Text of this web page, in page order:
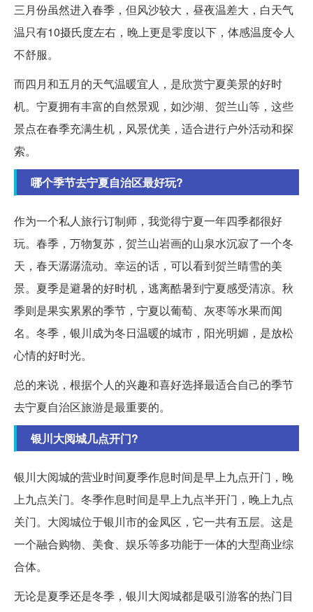
三月份虽然进入春季，但风沙较大，昼夜温差大，白天气
温只有10摄氏度左右，晚上更是零度以下，体感温度令人
不舒服。
而四月和五月的天气温暖宜人，是欣赏宁夏美景的好时
机。宁夏拥有丰富的自然景观，如沙湖、贺兰山等，这些
景点在春季充满生机，风景优美，适合进行户外活动和探
索。
哪个季节去宁夏自治区最好玩?
作为一个私人旅行订制师，我觉得宁夏一年四季都很好
玩。春季，万物复苏，贺兰山岩画的山泉水沉寂了一个冬
天，春天潺潺流动。幸运的话，可以看到贺兰晴雪的美
景。夏季是避暑的好时机，逃离酷暑到宁夏感受清凉。秋
季则是果实累累的季节，宁夏以葡萄、灰枣等水果而闻
名。冬季，银川成为冬日温暖的城市，阳光明媚，是放松
心情的好时光。
总的来说，根据个人的兴趣和喜好选择最适合自己的季节
去宁夏自治区旅游是最重要的。
银川大阅城几点开门?
银川大阅城的营业时间夏季作息时间是早上九点开门，晚
上九点关门。冬季作息时间是早上九点半开门，晚上九点
关门。大阅城位于银川市的金凤区，它一共有五层。这是
一个融合购物、美食、娱乐等多功能于一体的大型商业综
合体。
无论是夏季还是冬季，银川大阅城都是吸引游客的热门目